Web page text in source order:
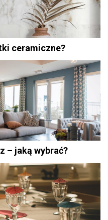
ceramiczne?
– jaką wybrać?